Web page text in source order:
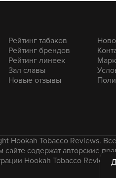
Рейтинг табаков
Рейтинг брендов
Рейтинг линеек
Зал славы
Новые отзывы
Hookah Tobacco Reviews.
содержат авторские
Hookah Tobacco Reviews.